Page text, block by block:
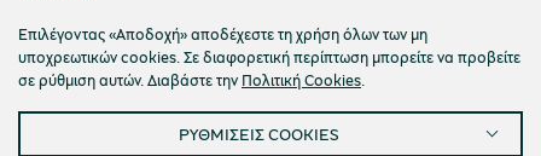
Επιλέγοντας «Αποδοχή» αποδέχεστε τη χρήση όλων των μη
υποχρεωτικών cookies. Σε διαφορετική περίπτωση μπορείτε να προβείτε
σε ρύθμιση αυτών. Διαβάστε την Πολιτική Cookies.
ΡΥΘΜΙΣΕΙΣ COOKIES